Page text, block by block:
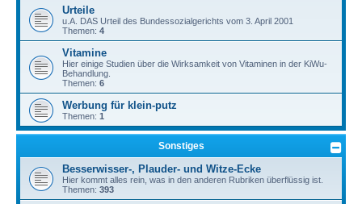
Urteile
u.A. DAS Urteil des Bundessozialgerichts vom 3. April 2001
Themen: 4
Vitamine
Hier einige Studien über die Wirksamkeit von Vitaminen in der KiWu-
Behandlung.
Themen: 6
Werbung für klein-putz
Themen: 1
Sonstiges
Besserwisser-, Plauder- und Witze-Ecke
Hier kommt alles rein, was in den anderen Rubriken überflüssig ist.
Themen: 393